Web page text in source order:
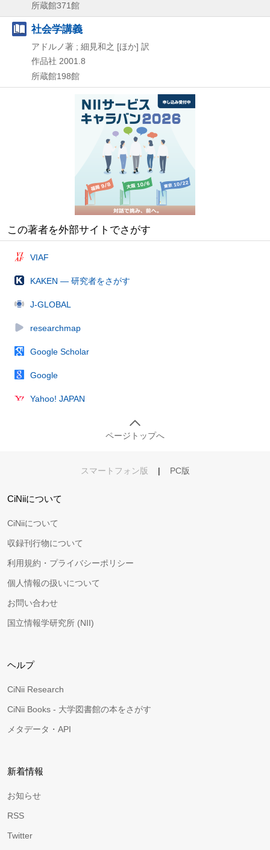
所蔵館371館
社会学講義
アドルノ著 ; 細見和之 [ほか] 訳
作品社 2001.8
所蔵館198館
この著者を外部サイトでさがす
VIAF
KAKEN — 研究者をさがす
J-GLOBAL
researchmap
Google Scholar
Google
Yahoo! JAPAN
ページトップへ
スマートフォン版 | PC版
CiNiiについて
CiNiiについて
収録刊行物について
利用規約・プライバシーポリシー
個人情報の扱いについて
お問い合わせ
国立情報学研究所 (NII)
ヘルプ
CiNii Research
CiNii Books - 大学図書館の本をさがす
メタデータ・API
新着情報
お知らせ
RSS
Twitter